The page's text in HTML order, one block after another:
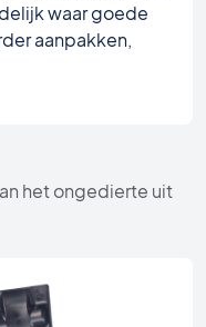
waar goede
aanpakken,
het ongedierte uit